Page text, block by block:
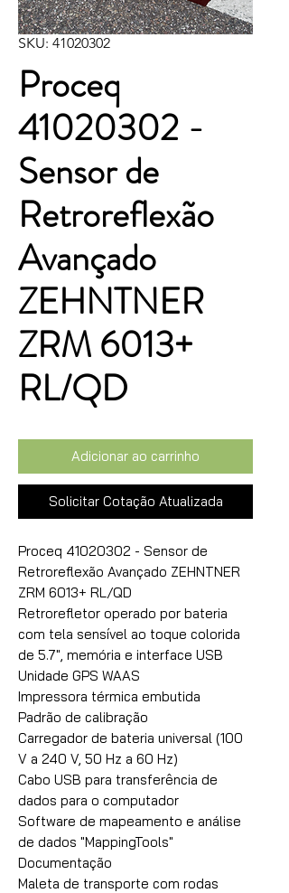
SKU: 41020302
Proceq
41020302 -
Sensor de
Retroreflexão
Avançado
ZEHNTNER
ZRM 6013+
RL/QD
Adicionar ao carrinho
Solicitar Cotação Atualizada
Proceq 41020302 - Sensor de
Retroreflexão Avançado ZEHNTNER
ZRM 6013+ RL/QD
Retrorefletor operado por bateria
com tela sensível ao toque colorida
de 5.7", memória e interface USB
Unidade GPS WAAS
Impressora térmica embutida
Padrão de calibração
Carregador de bateria universal (100
V a 240 V, 50 Hz a 60 Hz)
Cabo USB para transferência de
dados para o computador
Software de mapeamento e análise
de dados "MappingTools"
Documentação
Maleta de transporte com rodas